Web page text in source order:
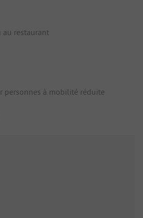
au restaurant
personnes à mobilité réduite